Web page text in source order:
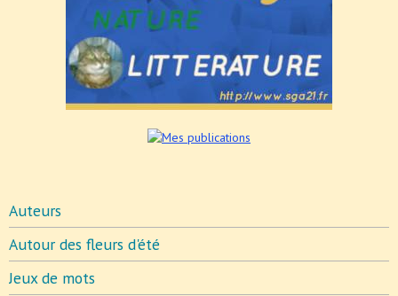
Auteurs
Autour des fleurs d'été
Jeux de mots